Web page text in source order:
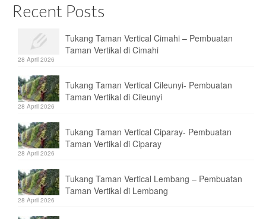
Recent Posts
Tukang Taman Vertical Cimahi – Pembuatan
Taman Vertikal di Cimahi
28 April 2026
Tukang Taman Vertical Cileunyi- Pembuatan
Taman Vertikal di Cileunyi
28 April 2026
Tukang Taman Vertical Ciparay- Pembuatan
Taman Vertikal di Ciparay
28 April 2026
Tukang Taman Vertical Lembang – Pembuatan
Taman Vertikal di Lembang
28 April 2026